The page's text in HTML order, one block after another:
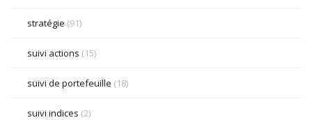
stratégie (91)
suivi actions (15)
suivi de portefeuille (18)
suivi indices (2)